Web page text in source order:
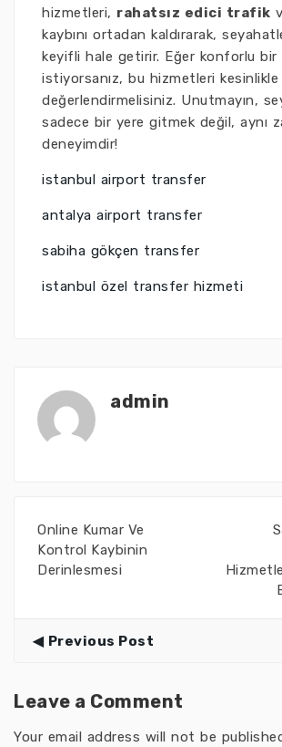
hizmetleri, rahatsız edici trafik
kaybını ortadan kaldırarak,
keyifli hale getirir. Eğer konforlu bir
istiyorsanız, bu hizmetleri kesinlikle
değerlendirmelisiniz. Unutmayın,
sadece bir yere gitmek değil, aynı
deneyimdir!
istanbul airport transfer
antalya airport transfer
sabiha gökçen transfer
istanbul özel transfer hizmeti
admin
Online Kumar Ve
Kontrol Kaybinin
Derinlesmesi
Previous Post
Leave a Comment
Your email address will not be